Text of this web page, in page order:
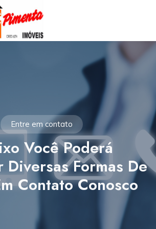
Entre em contato
Você Poderá
Diversas Formas De
Contato Conosco